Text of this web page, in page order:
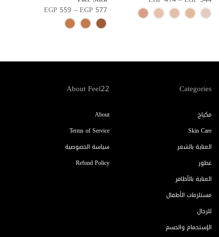
EGP 559 – EGP 577
Categories
مكياج
Skin Care
العناية بالشعر
عطور
العناية بالأظافر
مستلزمات الأطفال
للرجال
الإستحمام والجسم
About Feel22
About
Terms of Service
سياسة الخصوصية
Refund Policy